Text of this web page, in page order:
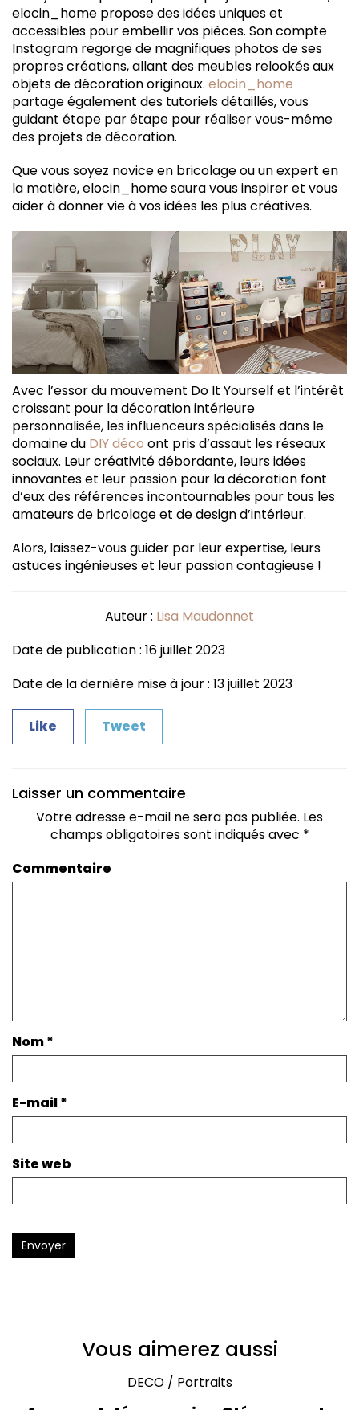
elocin_home propose des idées uniques et
accessibles pour embellir vos pièces. Son compte
Instagram regorge de magnifiques photos de ses
propres créations, allant des meubles relookés aux
objets de décoration originaux. elocin_home
partage également des tutoriels détaillés, vous
guidant étape par étape pour réaliser vous-même
des projets de décoration.
Que vous soyez novice en bricolage ou un expert en
la matière, elocin_home saura vous inspirer et vous
aider à donner vie à vos idées les plus créatives.
Avec l’essor du mouvement Do It Yourself et l’intérêt
croissant pour la décoration intérieure
personnalisée, les influenceurs spécialisés dans le
domaine du DIY déco ont pris d’assaut les réseaux
sociaux. Leur créativité débordante, leurs idées
innovantes et leur passion pour la décoration font
d’eux des références incontournables pour tous les
amateurs de bricolage et de design d’intérieur.
Alors, laissez-vous guider par leur expertise, leurs
astuces ingénieuses et leur passion contagieuse !
Auteur : Lisa Maudonnet
Date de publication : 16 juillet 2023
Date de la dernière mise à jour : 13 juillet 2023
Like Tweet
Laisser un commentaire
Votre adresse e-mail ne sera pas publiée. Les
champs obligatoires sont indiqués avec *
Commentaire
Nom*
E-mail*
Site web
Envoyer
Vous aimerez aussi
DECO/ Portraits